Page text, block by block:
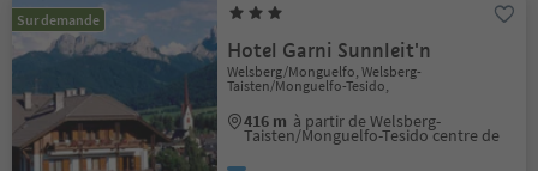
Sur demande
Hotel Garni Sunnleit'n
Welsberg/Monguelfo, Welsberg-
Taisten/Monguelfo-Tesido,
416 m à partir de Welsberg-
Taisten/Monguelfo-Tesido centre de